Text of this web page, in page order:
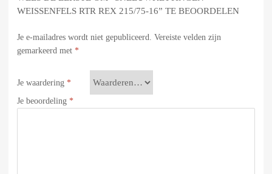
WEISSENFELS RTR REX 215/75-16” TE BEOORDELEN
Je e-mailadres wordt niet gepubliceerd. Vereiste velden zijn
gemarkeerd met *
Je waardering *
Je beoordeling *